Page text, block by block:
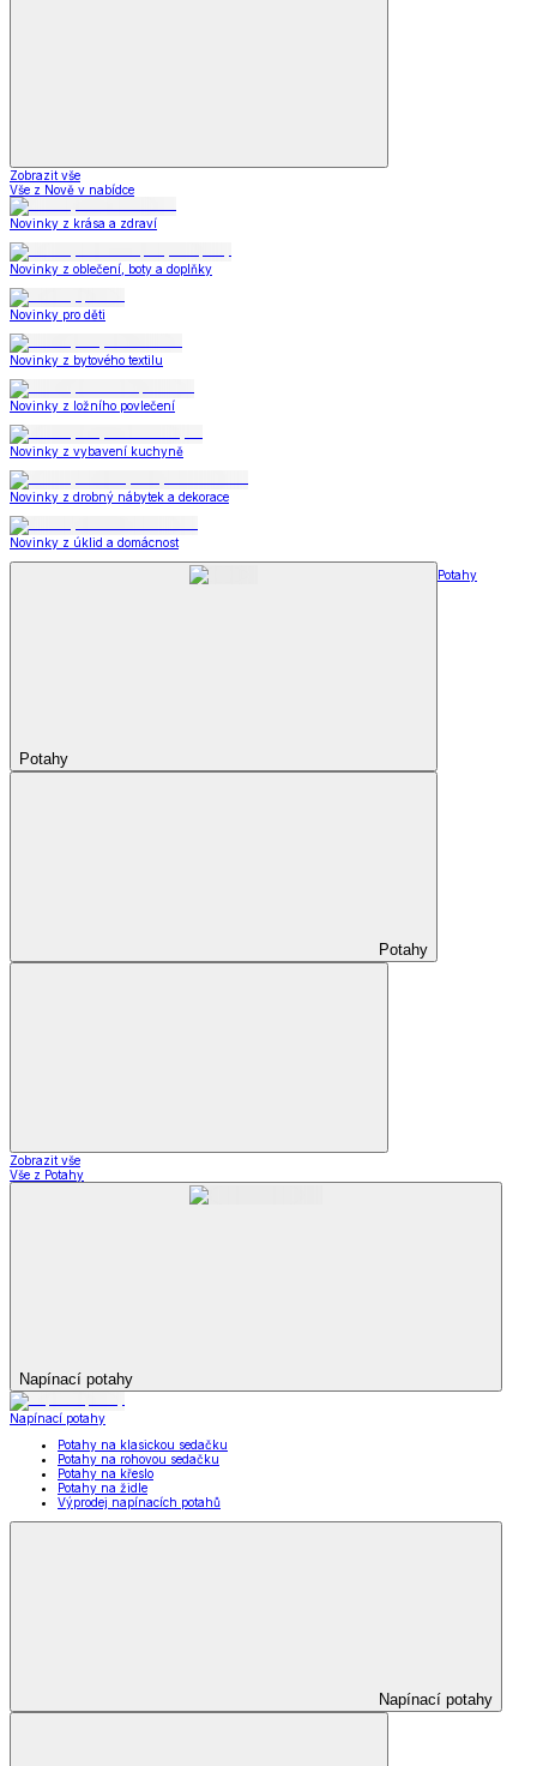
Zobrazit vše
Vše z Nově v nabídce
Novinky z krása a zdraví
Novinky z oblečení, boty a doplňky
Novinky pro děti
Novinky z bytového textilu
Novinky z ložního povlečení
Novinky z vybavení kuchyně
Novinky z drobný nábytek a dekorace
Novinky z úklid a domácnost
Potahy
Potahy
Potahy
Zobrazit vše
Vše z Potahy
Napínací potahy
Napínací potahy
Potahy na klasickou sedačku
Potahy na rohovou sedačku
Potahy na křeslo
Potahy na židle
Výprodej napínacích potahů
Napínací potahy